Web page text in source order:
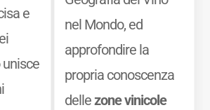
e
nel Mondo, ed
approfondire la
propria conoscenza
dellezone vinicole